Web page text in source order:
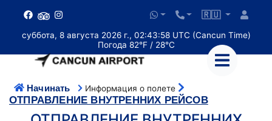
🇷🇺
суббота, 8 августа 2026 г., 02:43:59 UTC (Cancun Time)
Погода 82°F / 28°C
Начинать Информация о полете
ОТПРАВЛЕНИЕ ВНУТРЕННИХ РЕЙСОВ